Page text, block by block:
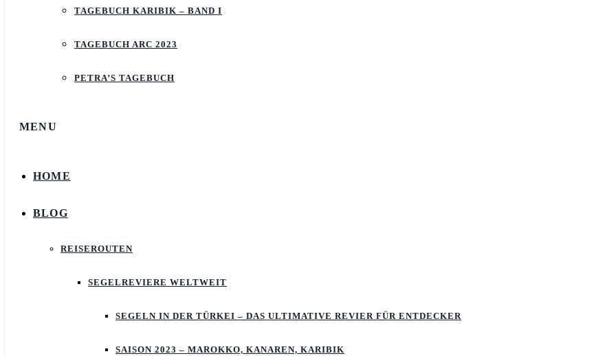
TAGEBUCH KARIBIK – BAND I
TAGEBUCH ARC 2023
PETRA’S TAGEBUCH
MENU
HOME
BLOG
REISEROUTEN
SEGELREVIERE WELTWEIT
SEGELN IN DER TÜRKEI – DAS ULTIMATIVE REVIER FÜR ENTDECKER
SAISON 2023 – MAROKKO, KANAREN, KARIBIK